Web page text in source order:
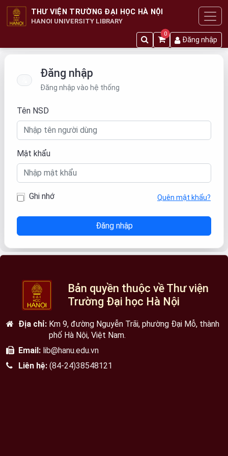
THƯ VIỆN TRƯỜNG ĐẠI HỌC HÀ NỘI
HANOI UNIVERSITY LIBRARY
0
Đăng nhập
Đăng nhập
Đăng nhập vào hệ thống
Tên NSD
Mật khẩu
Ghi nhớ Quên mật khẩu?
Bản quyền thuộc về Thư viện
Trường Đại học Hà Nội
Địa chỉ: Km 9, đường Nguyễn Trãi, phường Đại Mỗ, thành
phố Hà Nội, Việt Nam.
Email: lib@hanu.edu.vn
Liên hệ: (84-24)38548121